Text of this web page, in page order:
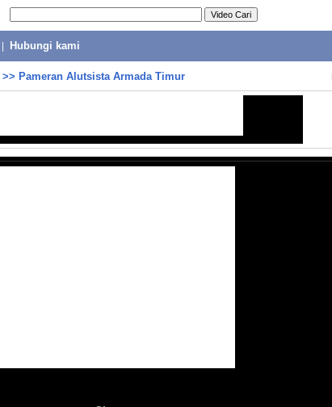
Hubungi kami
>> Pameran Alutsista Armada Timur